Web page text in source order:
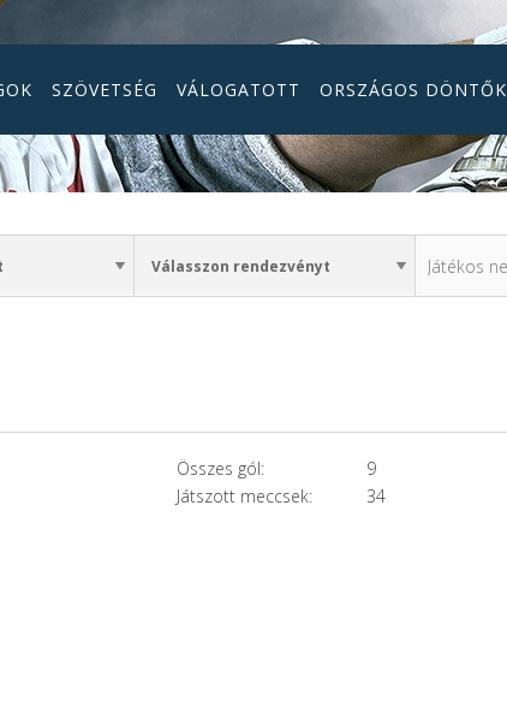
SZÖVETSÉG VÁLOGATOTT ORSZÁGOS DÖNTŐK
Összes gól:
9
Játszott meccsek:
34